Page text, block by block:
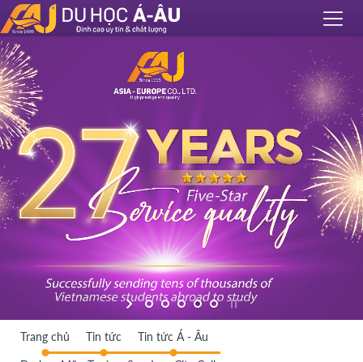
Trang chủ Tin tức Tin tức Á - Âu